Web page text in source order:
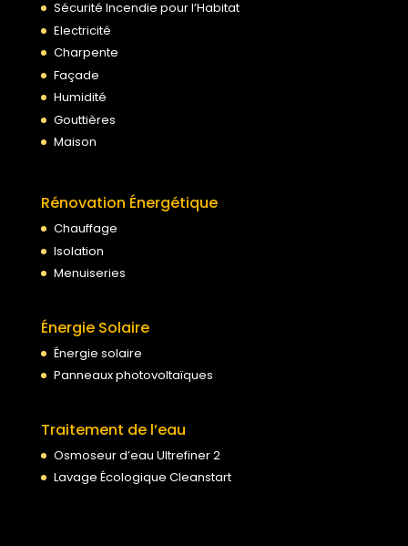
Sécurité Incendie pour l’Habitat
Electricité
Charpente
Façade
Humidité
Gouttières
Maison
Rénovation Énergétique
Chauffage
Isolation
Menuiseries
Énergie Solaire
Énergie solaire
Panneaux photovoltaïques
Traitement de l’eau
Osmoseur d’eau Ultrefiner 2
Lavage Écologique Cleanstart